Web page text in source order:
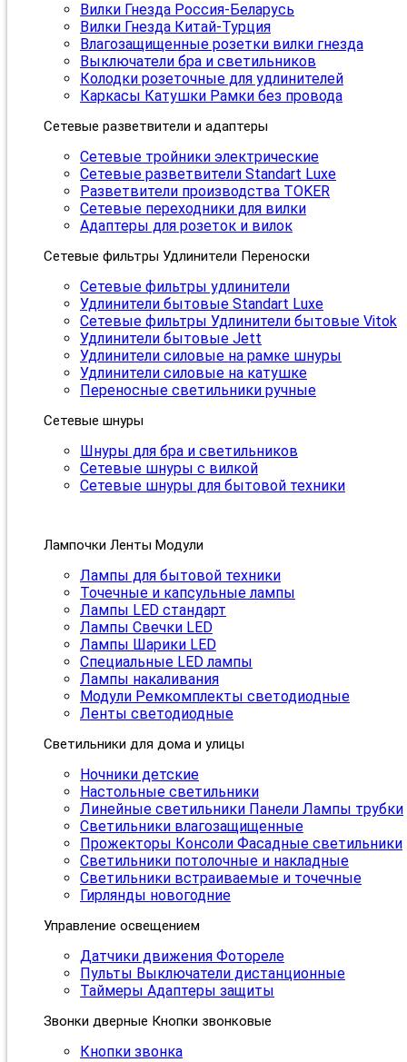
Вилки Гнезда Россия-Беларусь
Вилки Гнезда Китай-Турция
Влагозащищенные розетки вилки гнезда
Выключатели бра и светильников
Колодки розеточные для удлинителей
Каркасы Катушки Рамки без провода
Сетевые разветвители и адаптеры
Сетевые тройники электрические
Сетевые разветвители Standart Luxe
Разветвители производства TOKER
Сетевые переходники для вилки
Адаптеры для розеток и вилок
Сетевые фильтры Удлинители Переноски
Сетевые фильтры удлинители
Удлинители бытовые Standart Luxe
Сетевые фильтры Удлинители бытовые Vitok
Удлинители бытовые Jett
Удлинители силовые на рамке шнуры
Удлинители силовые на катушке
Переносные светильники ручные
Сетевые шнуры
Шнуры для бра и светильников
Сетевые шнуры с вилкой
Сетевые шнуры для бытовой техники
Лампочки Ленты Модули
Лампы для бытовой техники
Точечные и капсульные лампы
Лампы LED стандарт
Лампы Свечки LED
Лампы Шарики LED
Специальные LED лампы
Лампы накаливания
Модули Ремкомплекты светодиодные
Ленты светодиодные
Светильники для дома и улицы
Ночники детские
Настольные светильники
Линейные светильники Панели Лампы трубки
Светильники влагозащищенные
Прожекторы Консоли Фасадные светильники
Светильники потолочные и накладные
Светильники встраиваемые и точечные
Гирлянды новогодние
Управление освещением
Датчики движения Фотореле
Пульты Выключатели дистанционные
Таймеры Адаптеры защиты
Звонки дверные Кнопки звонковые
Кнопки звонка